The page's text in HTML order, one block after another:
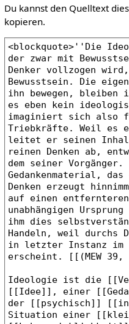
Du kannst den Quelltext
kopieren.